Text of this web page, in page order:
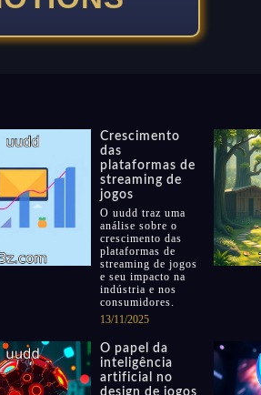
Crescimento
das
plataformas de
streaming de
jogos
O uudd traz uma
análise sobre o
crescimento das
plataformas de
streaming de jogos
e seu impacto na
indústria e nos
consumidores.
13/11/2025
O papel da
inteligência
artificial no
design de jogos